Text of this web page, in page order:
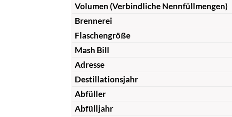
Volumen (Verbindliche Nennfüllmengen)
Brennerei
Flaschengröße
Mash Bill
Adresse
Destillationsjahr
Abfüller
Abfülljahr